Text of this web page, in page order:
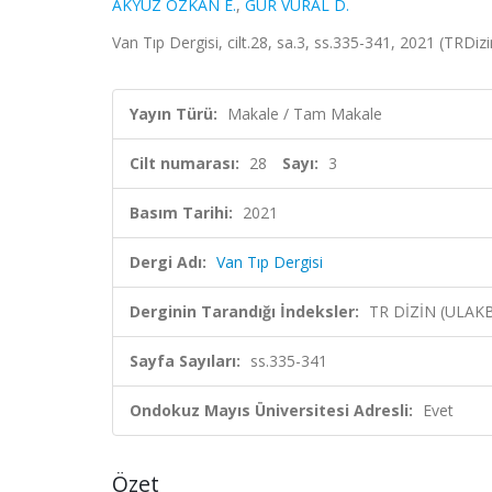
AKYÜZ ÖZKAN E., GÜR VURAL D.
Van Tıp Dergisi, cilt.28, sa.3, ss.335-341, 2021
Yayın Türü: Makale / Tam Makale
Cilt numarası: 28 Sayı: 3
Basım Tarihi: 2021
Dergi Adı: Van Tıp Dergisi
Derginin Tarandığı İndeksler: TR DİZİN
Sayfa Sayıları: ss.335-341
Ondokuz Mayıs Üniversitesi Adresli: Evet
Özet